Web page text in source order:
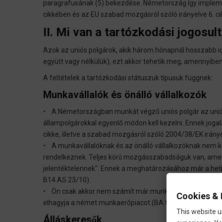
paragrafusának (5) bekezdése. Németország így
cikkében és az EU szabad mozgásról szóló irányelve 6.
II. Mi van a tartózkodási
Azok az uniós polgárok, akik három hónapnál
együtt vagy nélkülük), ezt akkor tehetik meg,
A feltételek a tartózkodási státuszuk típusuk függnek:
Munkavállalók és önálló vállalkozók
• A Németországban munkát végző uniós polgár az
állampolgárokkal egyenlő módon kell kezelni. Ennek
cikke, illetve a szabad mozgásról szóló 2004/38/EK
• A munkavállalóknak és az önálló vállalkozóknak nem
rendelkeznek. Teljes körű mozgásszabadságuk van,
jelentéktelennek". Ennek a meghatározásához már a
B14 AS 23/10).
• Ön csak akkor nem számít már munkavállalónak
elhagyja a német munkaerőpiacot (BA technikai
Cookies &
This website